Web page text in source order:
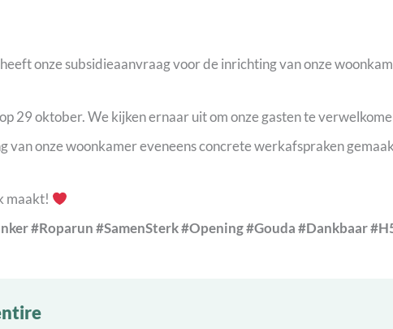
onze subsidieaanvraag voor de inrichting van onze
29 oktober. We kijken ernaar uit om onze gasten te
van onze woonkamer eveneens concrete werkafspraken
maakt!
#Roparun#SamenSterk#Opening#Gouda#Dankbaar